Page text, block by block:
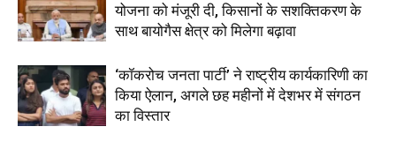
योजना को मंजूरी दी, किसानों के सशक्तिकरण के
साथ बायोगैस क्षेत्र को मिलेगा बढ़ावा
‘कॉकरोच जनता पार्टी’ ने राष्ट्रीय कार्यकारिणी का
किया ऐलान, अगले छह महीनों में देशभर में संगठन
का विस्तार